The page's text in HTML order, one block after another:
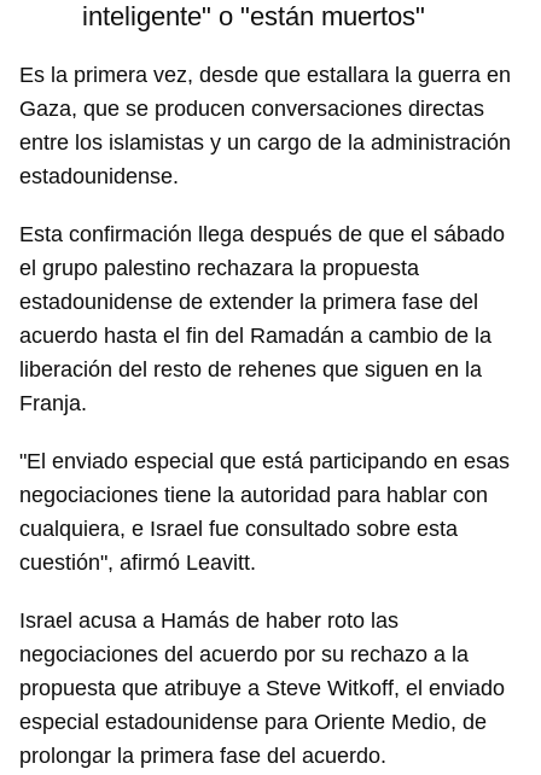
inteligente" o "están muertos"
Es la primera vez, desde que estallara la guerra en
Gaza, que se producen conversaciones directas
entre los islamistas y un cargo de la administración
estadounidense.
Esta confirmación llega después de que el sábado
el grupo palestino rechazara la propuesta
estadounidense de extender la primera fase del
acuerdo hasta el fin del Ramadán a cambio de la
liberación del resto de rehenes que siguen en la
Franja.
"El enviado especial que está participando en esas
negociaciones tiene la autoridad para hablar con
cualquiera, e Israel fue consultado sobre esta
cuestión", afirmó Leavitt.
Israel acusa a Hamás de haber roto las
negociaciones del acuerdo por su rechazo a la
propuesta que atribuye a Steve Witkoff, el enviado
especial estadounidense para Oriente Medio, de
prolongar la primera fase del acuerdo.